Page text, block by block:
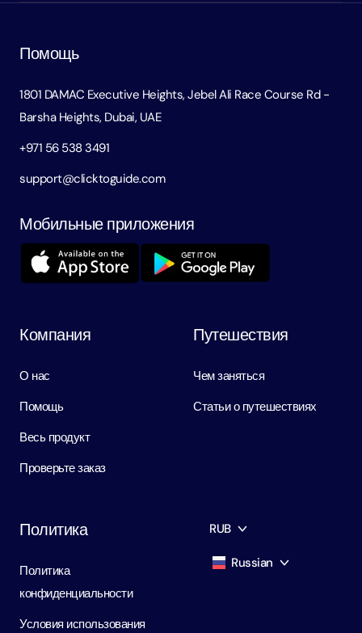
Помощь
1801 DAMAC Executive Heights, Jebel Ali Race Course Rd -
Barsha Heights, Dubai, UAE
+971 56 538 3491
support@clicktoguide.com
Мобильные приложения
Компания
О нас
Помощь
Весь продукт
Проверьте заказ
Путешествия
Чем заняться
Статьи о путешествиях
Политика
Политика
конфиденциальности
Условия использования
RUB
Russian